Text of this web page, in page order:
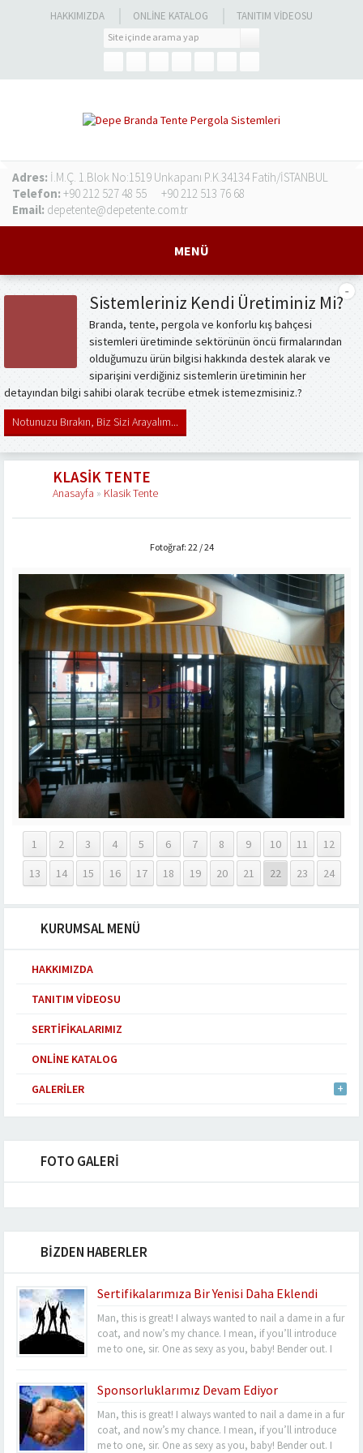
HAKKIMIZDA ONLINE KATALOG TANITIM VIDEOSU
Adres: İ.M.Ç. 1.Blok No:1519 Unkapanı P.K.34134 Fatih/İSTANBUL
Telefon: +90 212 527 48 55
+90 212 513 76 68
Email: depetente@depetente.com.tr
MENÜ
Sistemleriniz Kendi Üretiminiz Mi?
Branda, tente, pergola ve konforlu kış bahçesi
sistemleri üretiminde sektörünün öncü firmalarından
olduğumuzu ürün bilgisi hakkında destek alarak ve
siparişini verdiğiniz sistemlerin üretiminin her
detayından bilgi sahibi olarak tecrübe etmek istemezmisiniz.?
Notunuzu Bırakın, Biz Sizi Arayalım...
KLASIK TENTE
Anasayfa » Klasik Tente
Fotoğraf: 22 / 24
1 2 3 4 5 6 7 8 9 10 11
12
13
14 15 16 17 18 19 20 21 22 23 24
KURUMSAL MENÜ
HAKKIMIZDA
TANITIM VIDEOSU
SERTIFIKALARIMIZ
ONLINE KATALOG
GALERILER
FOTO GALERİ
BİZDEN HABERLER
Sertifikalarımıza Bir Yenisi Daha Eklendi
Man, this is great! I always wanted to nail a dame in a fur
coat, and now’s my chance. I mean, if you’ll introduce
me to one, sir. One as sexy as you, baby! Bender out. I
Sponsorluklarımız Devam Ediyor
Man, this is great! I always wanted to nail a dame in a fur
coat, and now’s my chance. I mean, if you’ll introduce
me to one, sir. One as sexy as you, baby! Bender out. I